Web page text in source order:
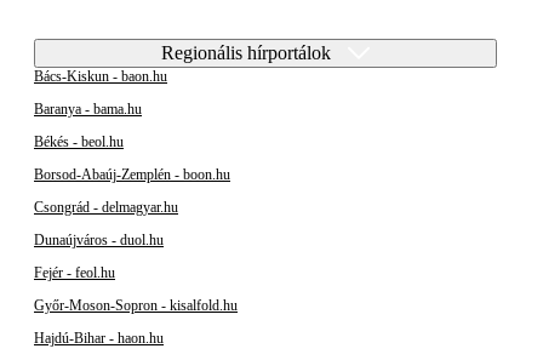
Regionális hírportálok
Bács-Kiskun - baon.hu
Baranya - bama.hu
Békés - beol.hu
Borsod-Abaúj-Zemplén - boon.hu
Csongrád - delmagyar.hu
Dunaújváros - duol.hu
Fejér - feol.hu
Győr-Moson-Sopron - kisalfold.hu
Hajdú-Bihar - haon.hu